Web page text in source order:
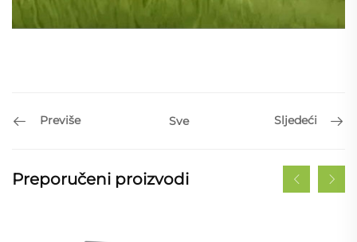
Previše Sve Sljedeći
Preporučeni proizvodi